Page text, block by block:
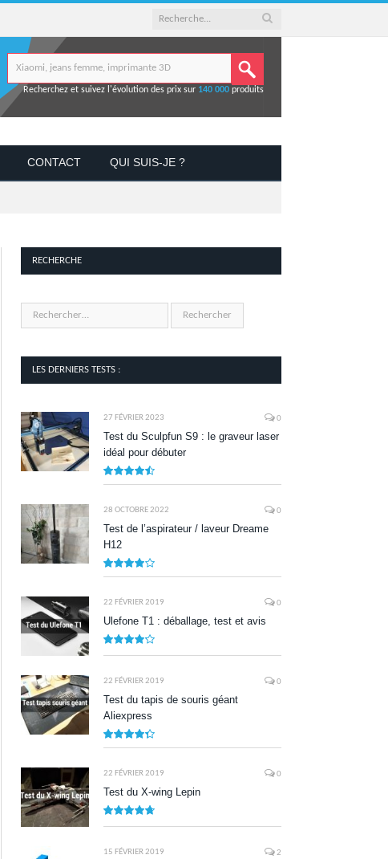
Recherchez et suivez l'évolution des prix sur 140 000 produits
CONTACT QUI SUIS-JE ?
RECHERCHE
LES DERNIERS TESTS :
27 FÉVRIER 2023 0
Test du Sculpfun S9 : le graveur laser
idéal pour débuter
28 OCTOBRE 2022 0
Test de l’aspirateur / laveur Dreame
H12
22 FÉVRIER 2019 0
Ulefone T1 : déballage, test et avis
22 FÉVRIER 2019 0
Test du tapis de souris géant
Aliexpress
22 FÉVRIER 2019 0
Test du X-wing Lepin
15 FÉVRIER 2019 2